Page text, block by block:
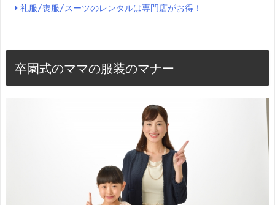
礼服/喪服/スーツのレンタルは専門店がお得！
卒園式のママの服装のマナー